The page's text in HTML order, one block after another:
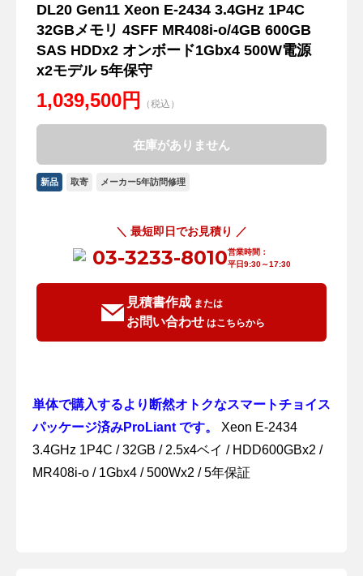
DL20 Gen11 Xeon E-2434 3.4GHz 1P4C
32GBメモリ 4SFF MR408i-o/4GB 600GB
SAS HDDx2 オンボード1Gbx4 500W電源
x2モデル 5年保守
1,039,500円 （税込）
在庫がありません
新品 取寄 メーカー5年訪問修理
＼ 最短即日でお見積り ／
03-3233-8010営業時間：
平日9:30～17:30
見積書作成または
お問い合わせはこちらから
単体で購入するより断然オトクなスマートチョイス
パッケージ済みProLiant です。
Xeon E-2434
3.4GHz 1P4C / 32GB / 2.5x4ベイ / HDD600GBx2 /
MR408i-o / 1Gbx4 / 500Wx2 / 5年保証